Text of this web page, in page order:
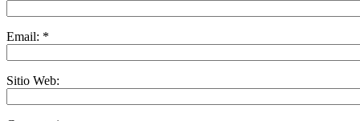
Email: *
Sitio Web: